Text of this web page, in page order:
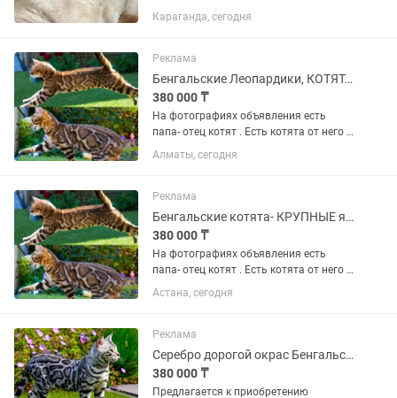
экзотические кошки . Голубой цвет глаз
по стандарту породы допустим только
шерсти . Для остальных ориенталов ,...
Караганда, сегодня
Реклама
Бенгальские Леопардики, КОТЯТА ЗОЛОТЫЕ
380 000 ₸
На фотографиях объявления есть
папа- отец котят . Есть котята от него ,
бенгальские. Розетка на золоте,
крупненькие. Папа большой, носитель
родителей и котят по...
Алматы, сегодня
Реклама
Бенгальские котята- КРУПНЫЕ яркие, Золото
380 000 ₸
На фотографиях объявления есть
папа- отец котят . Есть котята от него ,
бенгальские. Розетка на золоте,
крупненькие. Папа большой, носитель
родителей и котят по...
Астана, сегодня
Реклама
Серебро дорогой окрас Бенгальские котята
380 000 ₸
Предлагается к приобретению